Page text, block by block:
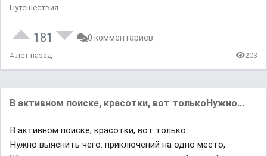
Путешествия
181 0 комментариев
4 лет назад 203
В активном поиске, красотки, вот толькоНужно...
В активном поиске, красотки, вот только
Нужно выяснить чего: приключений на одно место,